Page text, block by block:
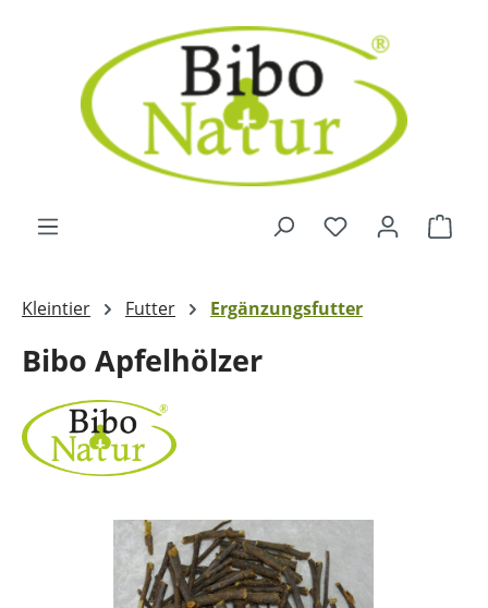
Zum Hauptinhalt springen
Kleintier Futter Ergänzungsfutter
Bibo Apfelhölzer
Bildergalerie überspringen